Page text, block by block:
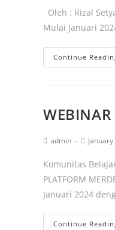
Oleh : Rizal
Mulai Januari
Continue
admin
Komunitas
PLATFORM
Januari 2024
Continue